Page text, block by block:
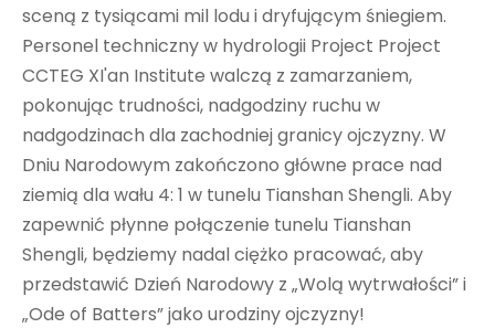
sceną z tysiącami mil lodu i dryfującym śniegiem.
Personel techniczny w hydrologii Project Project
CCTEG XI'an Institute walczą z zamarzaniem,
pokonując trudności, nadgodziny ruchu w
nadgodzinach dla zachodniej granicy ojczyzny. W
Dniu Narodowym zakończono główne prace nad
ziemią dla wału 4: 1 w tunelu Tianshan Shengli. Aby
zapewnić płynne połączenie tunelu Tianshan
Shengli, będziemy nadal ciężko pracować, aby
przedstawić Dzień Narodowy z „Wolą wytrwałości” i
„Ode of Batters” jako urodziny ojczyzny!